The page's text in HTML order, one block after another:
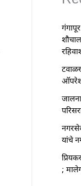
यांचे
;